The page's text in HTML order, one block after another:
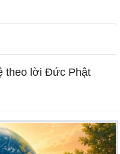
theo lời Đức Phật